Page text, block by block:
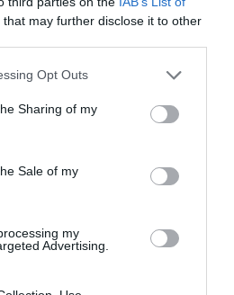
that may further disclose it to other
Opt Outs
Sharing of my
Sale of my
my
Advertising.
Για τις βόλτες της στα
ενώ δεν ξεχνά πως η
οι δύο αναρτήσεις της
likes και σχόλια.